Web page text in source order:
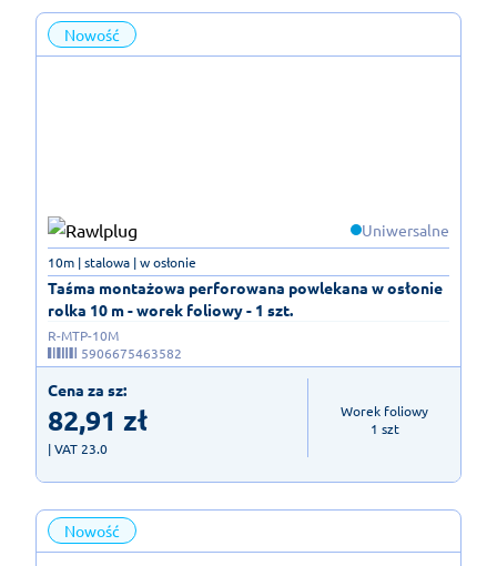
Nowość
Uniwersalne
Taśma montażowa perforowana powlekana w osłonie
rolka 10 m - worek foliowy - 1 szt.
10m | stalowa | w osłonie
R-MTP-10M
5906675463582
Cena za sz:
82,91 zł
| VAT 23.0
Worek foliowy
1 szt
Nowość